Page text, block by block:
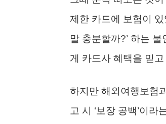
제한 카드에 보험이 있
말 충분할까?’ 하는
게 카드사 혜택을 믿
하지만 해외여행보험
고 시 ‘보장 공백’이